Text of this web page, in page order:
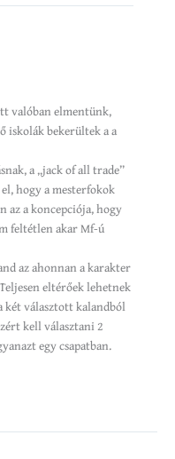
valóban elmentünk,
iskolák bekerültek a a
a „jack of all trade”
hogy a mesterfokok
az a koncepciója, hogy
feltétlen akar Mf-ú
az ahonnan a karakter
eltérőek lehetnek
két választott kalandból
kell választani 2
egy csapatban.